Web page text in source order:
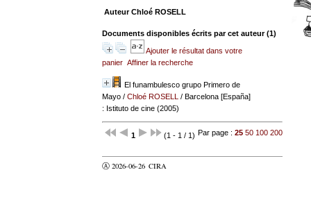
Auteur Chloé ROSELL
Documents disponibles écrits par cet auteur (1)
Ajouter le résultat dans votre
panier Affiner la recherche
El funambulesco grupo Primero de
Mayo/ Chloé ROSELL / Barcelona [España]
: Istituto de cine (2005)
1 (1 - 1 / 1) Par page : 25 50 100 200
Ⓐ 2026-06-26 CIRA